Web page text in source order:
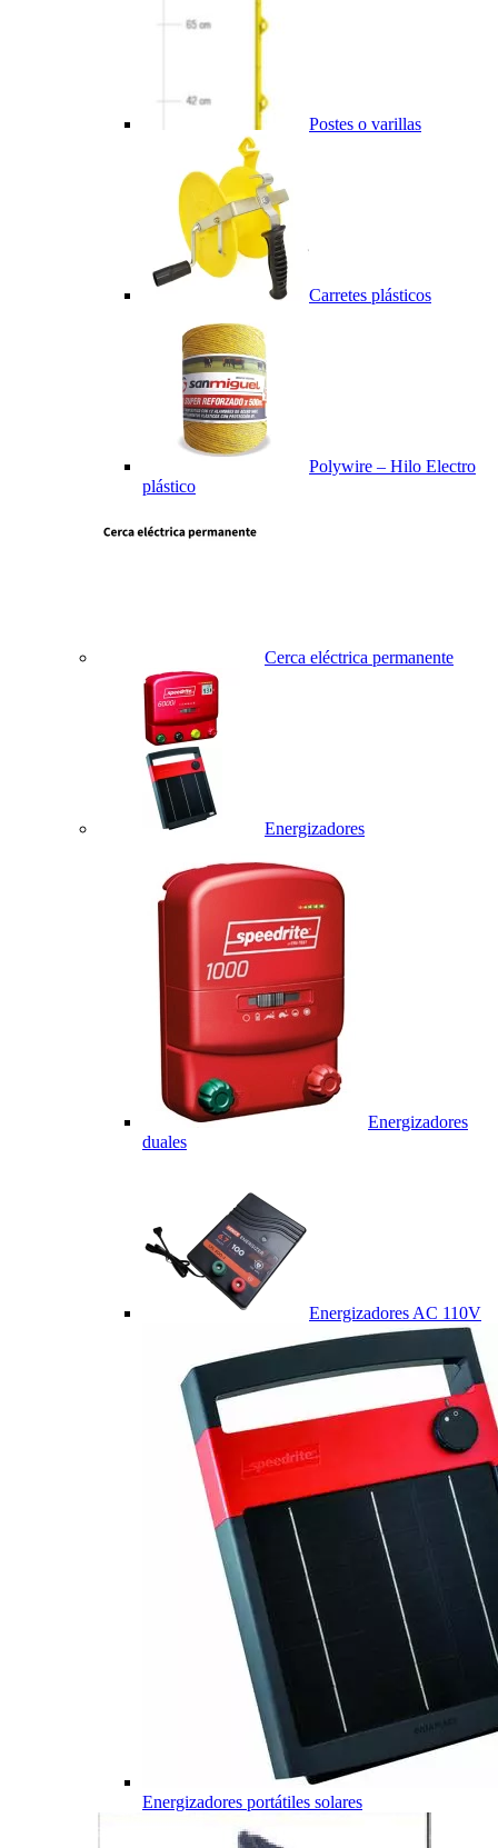
Postes o varillas
Carretes plásticos
Polywire – Hilo Electro
plástico
Cerca eléctrica permanente
Energizadores
Energizadores
duales
Energizadores AC 110V
Energizadores portátiles solares